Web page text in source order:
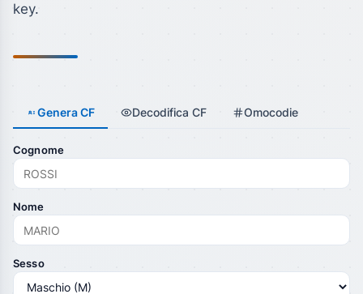
key.
Genera CF Decodifica CF Omocodie
Cognome
Nome
Sesso